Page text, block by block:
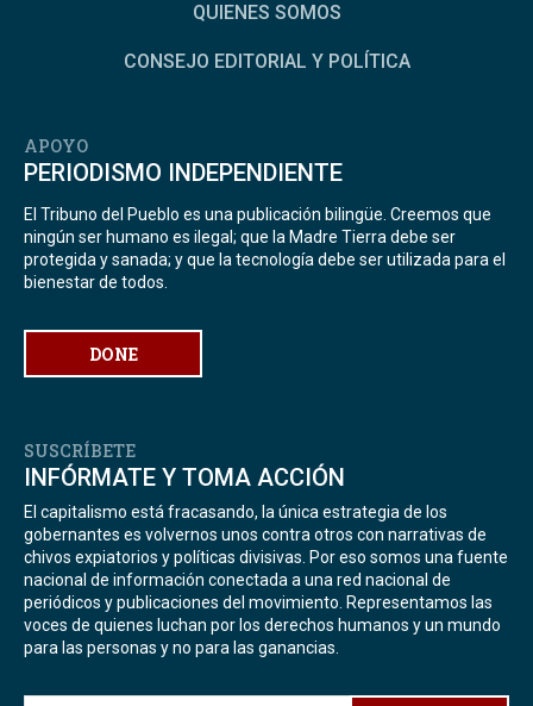
QUIENES SOMOS
CONSEJO EDITORIAL Y POLÍTICA
APOYO
PERIODISMO INDEPENDIENTE
El Tribuno del Pueblo es una publicación bilingüe. Creemos que
ningún ser humano es ilegal; que la Madre Tierra debe ser
protegida y sanada; y que la tecnología debe ser utilizada para el
bienestar de todos.
DONE
SUSCRÍBETE
INFÓRMATE Y TOMA ACCIÓN
El capitalismo está fracasando, la única estrategia de los
gobernantes es volvernos unos contra otros con narrativas de
chivos expiatorios y políticas divisivas. Por eso somos una fuente
nacional de información conectada a una red nacional de
periódicos y publicaciones del movimiento. Representamos las
voces de quienes luchan por los derechos humanos y un mundo
para las personas y no para las ganancias.